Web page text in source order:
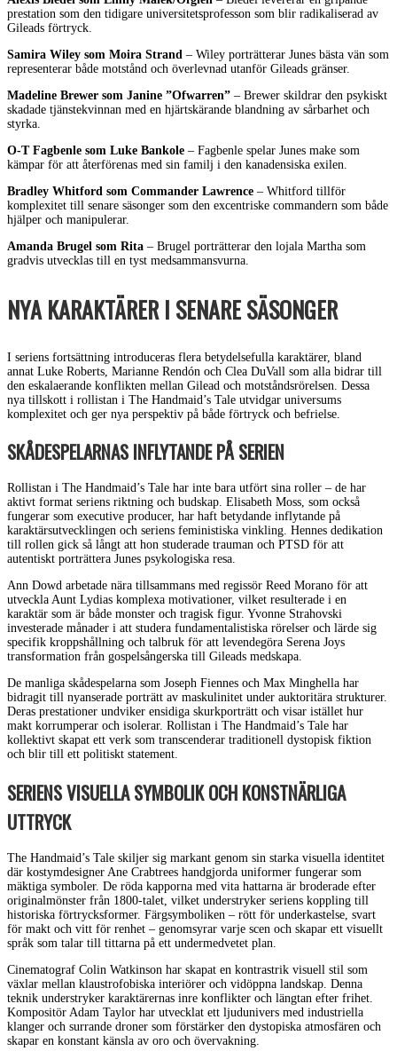
prestation som den tidigare universitetsprofesson som blir radikaliserad av
Gileads förtryck.
Samira Wiley som Moira Strand – Wiley porträtterar Junes bästa vän som
representerar både motstånd och överlevnad utanför Gileads gränser.
Madeline Brewer som Janine ”Ofwarren” – Brewer skildrar den psykiskt
skadade tjänstekvinnan med en hjärtskärande blandning av sårbarhet och
styrka.
O-T Fagbenle som Luke Bankole – Fagbenle spelar Junes make som
kämpar för att återförenas med sin familj i den kanadensiska exilen.
Bradley Whitford som Commander Lawrence – Whitford tillför
komplexitet till senare säsonger som den excentriske commandern som både
hjälper och manipulerar.
Amanda Brugel som Rita – Brugel porträtterar den lojala Martha som
gradvis utvecklas till en tyst medsammansvurna.
NYA KARAKTÄRER I SENARE SÄSONGER
I seriens fortsättning introduceras flera betydelsefulla karaktärer, bland
annat Luke Roberts, Marianne Rendón och Clea DuVall som alla bidrar till
den eskalaerande konflikten mellan Gilead och motståndsrörelsen. Dessa
nya tillskott i rollistan i The Handmaid’s Tale utvidgar universums
komplexitet och ger nya perspektiv på både förtryck och befrielse.
SKÅDESPELARNAS INFLYTANDE PÅ SERIEN
Rollistan i The Handmaid’s Tale har inte bara utfört sina roller – de har
aktivt format seriens riktning och budskap. Elisabeth Moss, som också
fungerar som executive producer, har haft betydande inflytande på
karaktärsutvecklingen och seriens feministiska vinkling. Hennes dedikation
till rollen gick så långt att hon studerade trauman och PTSD för att
autentiskt porträttera Junes psykologiska resa.
Ann Dowd arbetade nära tillsammans med regissör Reed Morano för att
utveckla Aunt Lydias komplexa motivationer, vilket resulterade i en
karaktär som är både monster och tragisk figur. Yvonne Strahovski
investerade månader i att studera fundamentalistiska rörelser och lärde sig
specifik kroppshållning och talbruk för att levendegöra Serena Joys
transformation från gospelsångerska till Gileads medskapa.
De manliga skådespelarna som Joseph Fiennes och Max Minghella har
bidragit till nyanserade porträtt av maskulinitet under auktoritära strukturer.
Deras prestationer undviker ensidiga skurkporträtt och visar istället hur
makt korrumperar och isolerar. Rollistan i The Handmaid’s Tale har
kollektivt skapat ett verk som transcenderar traditionell dystopisk fiktion
och blir till ett politiskt statement.
SERIENS VISUELLA SYMBOLIK OCH KONSTNÄRLIGA
UTTRYCK
The Handmaid’s Tale skiljer sig markant genom sin starka visuella identitet
där kostymdesigner Ane Crabtrees handgjorda uniformer fungerar som
mäktiga symboler. De röda kapporna med vita hattarna är broderade efter
originalmönster från 1800-talet, vilket understryker seriens koppling till
historiska förtrycksformer. Färgsymboliken – rött för underkastelse, svart
för makt och vitt för renhet – genomsyrar varje scen och skapar ett visuellt
språk som talar till tittarna på ett undermedvetet plan.
Cinematograf Colin Watkinson har skapat en kontrastrik visuell stil som
växlar mellan klaustrofobiska interiörer och vidöppna landskap. Denna
teknik understryker karaktärernas inre konflikter och längtan efter frihet.
Kompositör Adam Taylor har utvecklat ett ljudunivers med industriella
klanger och surrande droner som förstärker den dystopiska atmosfären och
skapar en konstant känsla av oro och övervakning.